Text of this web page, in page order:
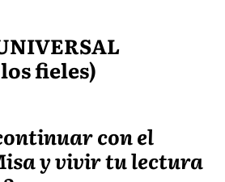
fieles)
con el
y vivir tu lectura